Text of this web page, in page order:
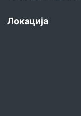
Локација